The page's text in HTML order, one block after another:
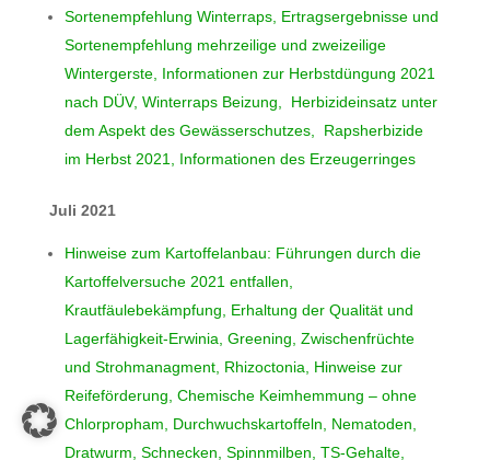
Sortenempfehlung Winterraps, Ertragsergebnisse und
Sortenempfehlung mehrzeilige und zweizeilige
Wintergerste, Informationen zur Herbstdüngung 2021
nach DÜV, Winterraps Beizung, Herbizideinsatz unter
dem Aspekt des Gewässerschutzes, Rapsherbizide
im Herbst 2021, Informationen des Erzeugerringes
Juli 2021
Hinweise zum Kartoffelanbau: Führungen durch die
Kartoffelversuche 2021 entfallen,
Krautfäulebekämpfung, Erhaltung der Qualität und
Lagerfähigkeit-Erwinia, Greening, Zwischenfrüchte
und Strohmanagment, Rhizoctonia, Hinweise zur
Reifeförderung, Chemische Keimhemmung – ohne
Chlorpropham, Durchwuchskartoffeln, Nematoden,
Dratwurm, Schnecken, Spinnmilben, TS-Gehalte,